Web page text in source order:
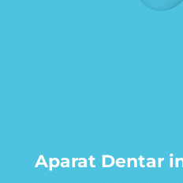
Aparat Dentar